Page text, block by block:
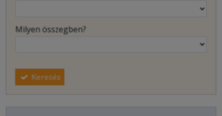
Milyen összegben?
Keresés